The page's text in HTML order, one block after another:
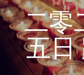
二零
五日